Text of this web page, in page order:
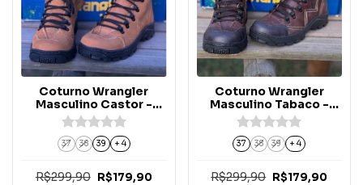
Coturno Wrangler
Masculino Castor -
WM93TN
37 38 39 + 4
R$299,90 R$179,90
Coturno Wrangler
Masculino Tabaco -
WM92TN
37 38 39 + 4
R$299,90 R$179,90